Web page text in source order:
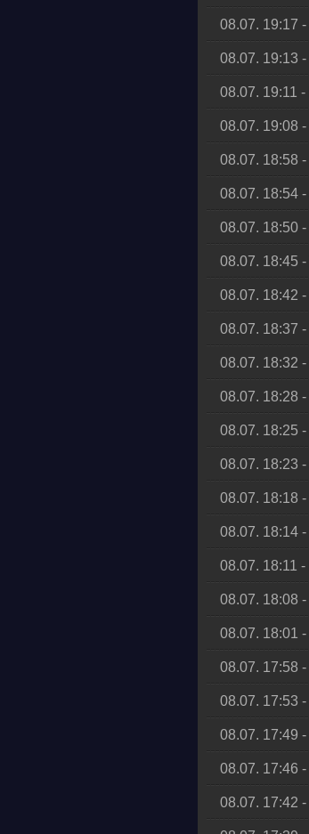
08.07. 19:17 -
08.07. 19:13 -
08.07. 19:11 -
08.07. 19:08 -
08.07. 18:58 -
08.07. 18:54 -
08.07. 18:50 -
08.07. 18:45 -
08.07. 18:42 -
08.07. 18:37 -
08.07. 18:32 -
08.07. 18:28 -
08.07. 18:25 -
08.07. 18:23 -
08.07. 18:18 -
08.07. 18:14 -
08.07. 18:11 -
08.07. 18:08 -
08.07. 18:01 -
08.07. 17:58 -
08.07. 17:53 -
08.07. 17:49 -
08.07. 17:46 -
08.07. 17:42 -